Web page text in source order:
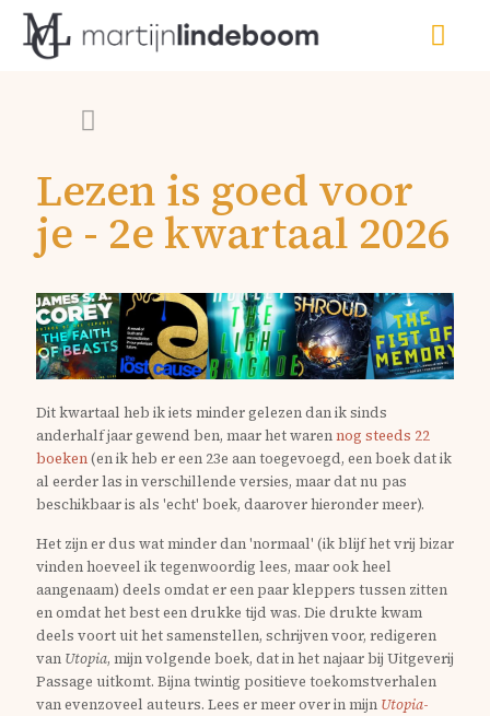
Lezen is goed voor
je - 2e kwartaal 2026
Dit kwartaal heb ik iets minder gelezen dan ik sinds
anderhalf jaar gewend ben, maar het warennog steeds 22
boeken(en ik heb er een 23e aan toegevoegd, een boek dat ik
al eerder las in verschillende versies, maar dat nu pas
beschikbaar is als 'echt' boek, daarover hieronder meer).
Het zijn er dus wat minder dan 'normaal' (ik blijf het vrij bizar
vinden hoeveel ik tegenwoordig lees, maar ook heel
aangenaam) deels omdat er een paar kleppers tussen zitten
en omdat het best een drukke tijd was. Die drukte kwam
deels voort uit het samenstellen, schrijven voor, redigeren
van Utopia, mijn volgende boek, dat in het najaar bij Uitgeverij
Passage uitkomt. Bijna twintig positieve toekomstverhalen
van evenzoveel auteurs. Lees er meer over in mijn Utopia-